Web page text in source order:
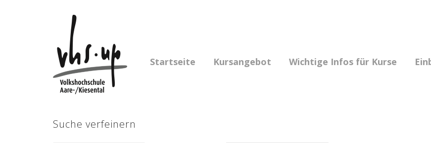
Startseite Kursangebot Wichtige Infos für Kurse
Suche verfeinern